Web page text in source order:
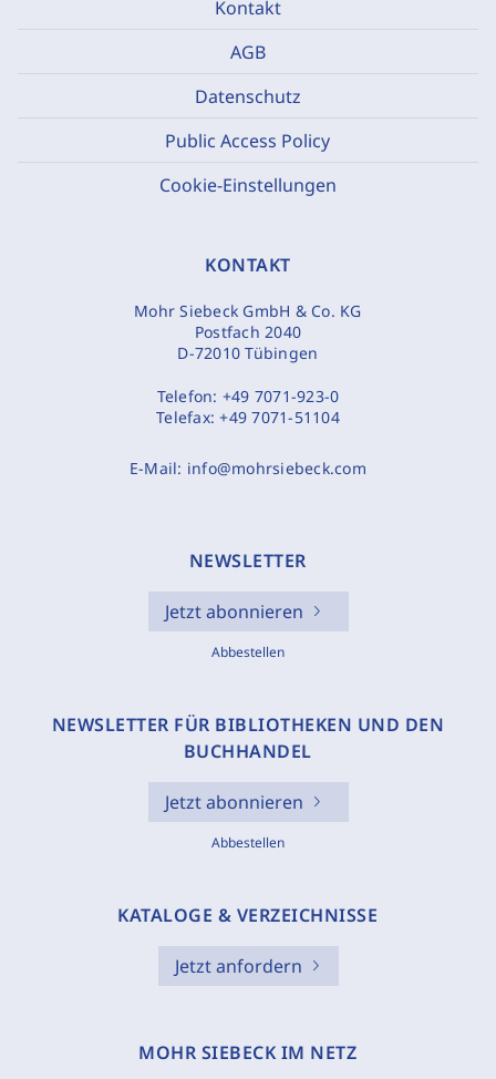
Kontakt
AGB
Datenschutz
Public Access Policy
Cookie-Einstellungen
KONTAKT
Mohr Siebeck GmbH & Co. KG
Postfach 2040
D-72010 Tübingen
Telefon: +49 7071-923-0
Telefax:+49 7071-51104
E-Mail: info@mohrsiebeck.com
NEWSLETTER
Jetzt abonnieren
Abbestellen
NEWSLETTER FÜR BIBLIOTHEKEN UND DEN
BUCHHANDEL
Jetzt abonnieren
Abbestellen
KATALOGE & VERZEICHNISSE
Jetzt anfordern
MOHR SIEBECK IM NETZ